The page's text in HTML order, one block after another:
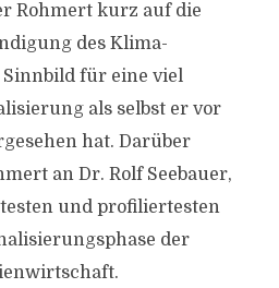
Rohmert kurz auf die
des Klima-
für eine viel
als selbst er vor
hat. Darüber
an Dr. Rolf Seebauer,
und profiliertesten
der